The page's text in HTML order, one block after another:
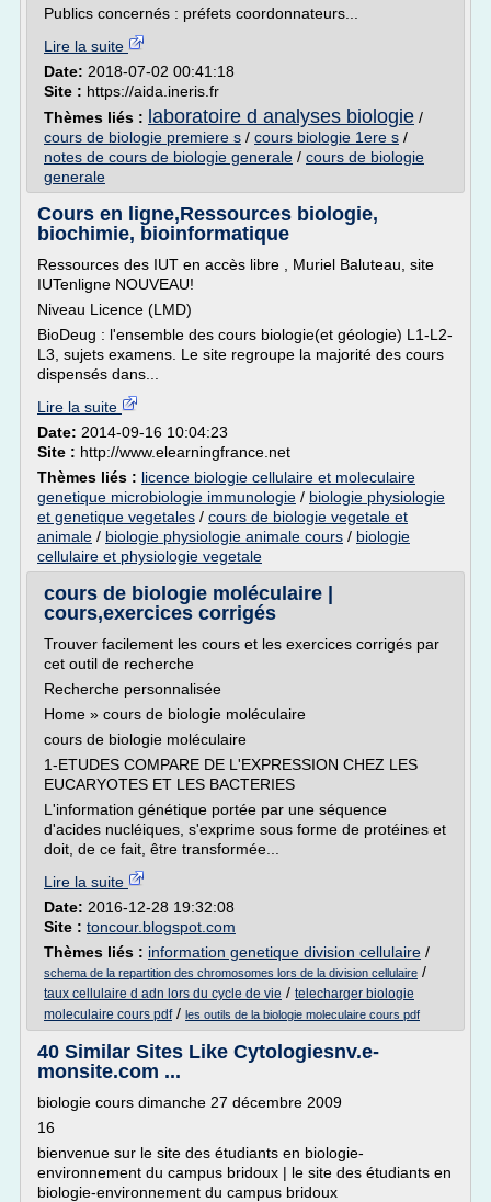
Publics concernés : préfets coordonnateurs...
Lire la suite
Date: 2018-07-02 00:41:18
Site : https://aida.ineris.fr
Thèmes liés : laboratoire d analyses biologie /
cours de biologie premiere s / cours biologie 1ere s /
notes de cours de biologie generale / cours de biologie
generale
Cours en ligne,Ressources biologie,
biochimie, bioinformatique
Ressources des IUT en accès libre , Muriel Baluteau, site
IUTenligne NOUVEAU!
Niveau Licence (LMD)
BioDeug : l'ensemble des cours biologie(et géologie) L1-L2-
L3, sujets examens. Le site regroupe la majorité des cours
dispensés dans...
Lire la suite
Date: 2014-09-16 10:04:23
Site : http://www.elearningfrance.net
Thèmes liés : licence biologie cellulaire et moleculaire
genetique microbiologie immunologie / biologie physiologie
et genetique vegetales / cours de biologie vegetale et
animale / biologie physiologie animale cours / biologie
cellulaire et physiologie vegetale
cours de biologie moléculaire |
cours,exercices corrigés
Trouver facilement les cours et les exercices corrigés par
cet outil de recherche
Recherche personnalisée
Home » cours de biologie moléculaire
cours de biologie moléculaire
1-ETUDES COMPARE DE L'EXPRESSION CHEZ LES
EUCARYOTES ET LES BACTERIES
L'information génétique portée par une séquence
d'acides nucléiques, s'exprime sous forme de protéines et
doit, de ce fait, être transformée...
Lire la suite
Date: 2016-12-28 19:32:08
Site : toncour.blogspot.com
Thèmes liés : information genetique division cellulaire /
schema de la repartition des chromosomes lors de la division cellulaire /
taux cellulaire d adn lors du cycle de vie / telecharger biologie
moleculaire cours pdf/ les outils de la biologie moleculaire cours pdf
40 Similar Sites Like Cytologiesnv.e-
monsite.com ...
biologie cours dimanche 27 décembre 2009
16
bienvenue sur le site des étudiants en biologie-
environnement du campus bridoux | le site des étudiants en
biologie-environnement du campus bridoux